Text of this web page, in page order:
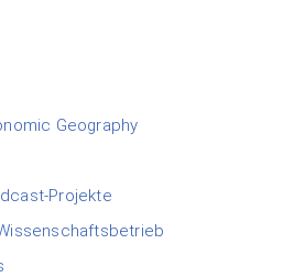
Geography
Projekte